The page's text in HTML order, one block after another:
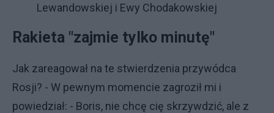
Lewandowskiej i Ewy Chodakowskiej
Rakieta "zajmie tylko minutę"
Jak zareagował na te stwierdzenia przywódca
Rosji? - W pewnym momencie zagroził mi i
powiedział: - Boris, nie chcę cię skrzywdzić, ale z